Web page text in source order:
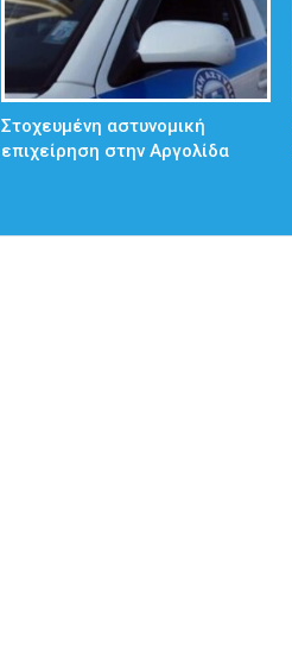
Στοχευμένη αστυνομική
επιχείρηση στην Αργολίδα